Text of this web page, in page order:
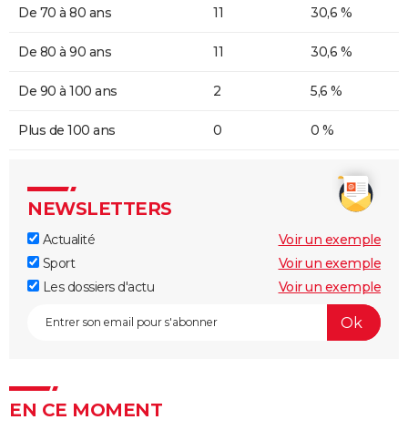
De 70 à 80 ans 11 30,6 %
De 80 à 90 ans 11 30,6 %
De 90 à 100 ans 2 5,6 %
Plus de 100 ans 0 0 %
NEWSLETTERS
Actualité
Voir un exemple
Sport
Voir un exemple
Les dossiers d'actu
Voir un exemple
EN CE MOMENT